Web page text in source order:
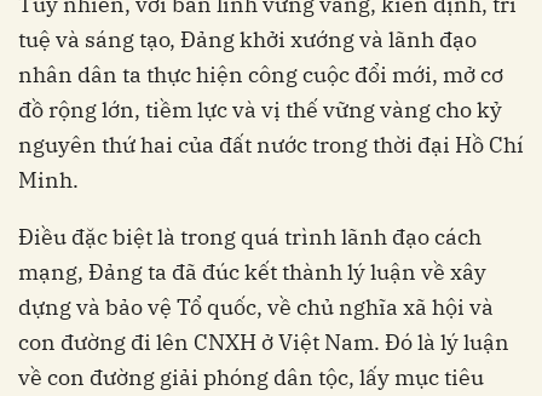
tuệ và sáng tạo, Đảng khởi xướng và lãnh đạo
nhân dân ta thực hiện công cuộc đổi mới, mở cơ
đồ rộng lớn, tiềm lực và vị thế vững vàng cho kỷ
nguyên thứ hai của đất nước trong thời đại Hồ Chí
Minh.
Điều đặc biệt là trong quá trình lãnh đạo cách
mạng, Đảng ta đã đúc kết thành lý luận về xây
dựng và bảo vệ Tổ quốc, về chủ nghĩa xã hội và
con đường đi lên CNXH ở Việt Nam. Đó là lý luận
về con đường giải phóng dân tộc, lấy mục tiêu